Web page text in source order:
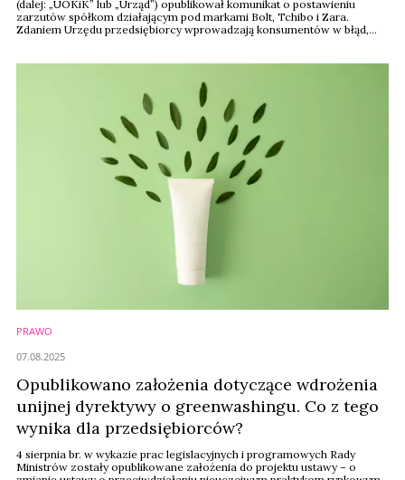
(dalej: „UOKiK” lub „Urząd”) opublikował komunikat o postawieniu
zarzutów spółkom działającym pod markami Bolt, Tchibo i Zara.
Zdaniem Urzędu przedsiębiorcy wprowadzają konsumentów w błąd,
greenwashingiem. Wcześniej ...
PRAWO
Opublikowano założenia dotyczące wdrożenia
unijnej dyrektywy o greenwashingu. Co z tego
wynika dla przedsiębiorców?
4 sierpnia br. w wykazie prac legislacyjnych i programowych Rady
Ministrów zostały opublikowane założenia do projektu ustawy – o
07.08.2025